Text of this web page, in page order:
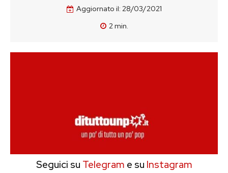
Aggiornato il: 28/03/2021
2min.
Seguici su Telegram e su Instagram